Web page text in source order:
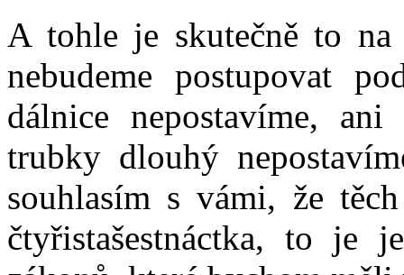
A tohle je skutečně to na
nebudeme postupovat
dálnice nepostavíme,
trubky dlouhý
souhlasím s vámi, že
čtyřistašestnáctka, to je